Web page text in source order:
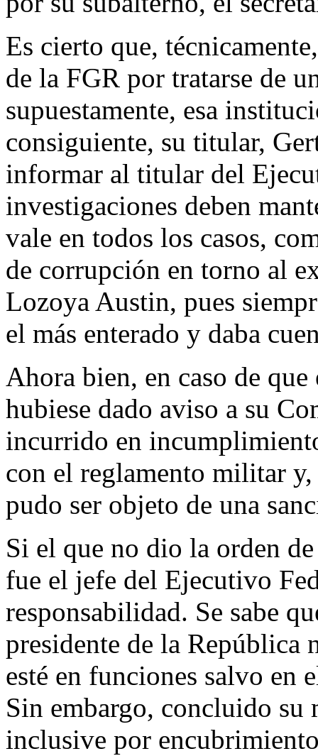
Es cierto que,
de la FGR por tratarse de
supuestamente, esa
consiguiente, su titular,
informar al titular del
investigaciones deben
vale en todos los casos,
de corrupción en torno al
Lozoya Austin, pues
el más enterado y daba
Ahora bien, en caso de
hubiese dado aviso a su
incurrido en
con el reglamento militar y,
pudo ser objeto de una
Si el que no dio la orden
fue el jefe del Ejecutivo
responsabilidad. Se sabe
presidente de la República
esté en funciones salvo en
Sin embargo, concluido su
inclusive por